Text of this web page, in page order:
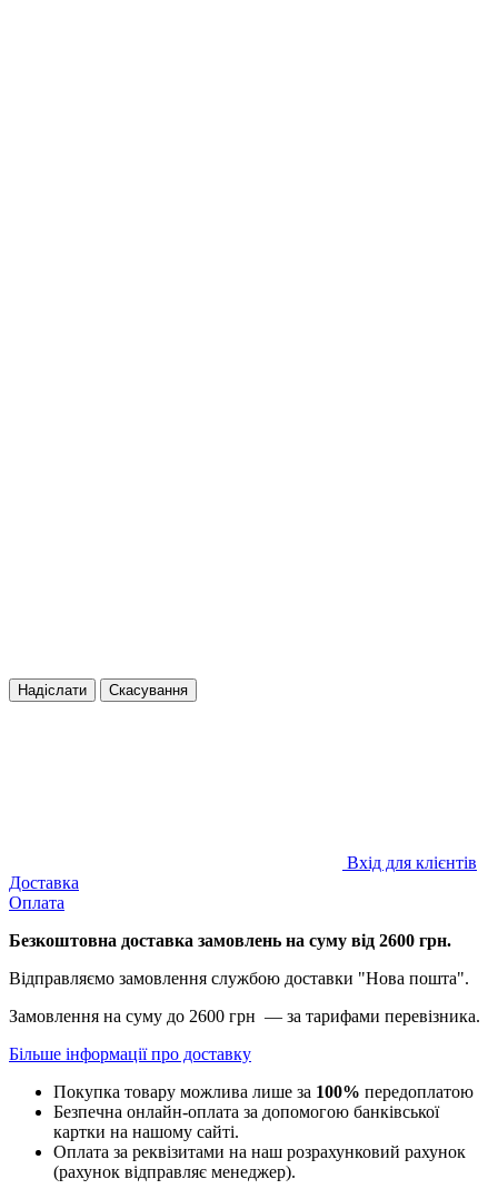
Надіслати Скасування
Вхід для клієнтів
Доставка
Оплата
Безкоштовна доставка замовлень на суму від 2600 грн.
Відправляємо замовлення службою доставки "Нова пошта".
Замовлення на суму до 2600 грн — за тарифами перевізника.
Більше інформації про доставку
Покупка товару можлива лише за 100% передоплатою
Безпечна онлайн-оплата за допомогою банківської
картки на нашому сайті.
Оплата за реквізитами на наш розрахунковий рахунок
(рахунок відправляє менеджер).